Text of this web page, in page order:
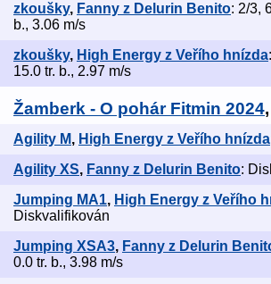
zkoušky, Fanny z Delurin Benito: 2/3,
b., 3.06 m/s
zkoušky, High Energy z Veřího hnízda
15.0 tr. b., 2.97 m/s
Žamberk - O pohár Fitmin 2024
Agility M, High Energy z Veřího hnízda
Agility XS, Fanny z Delurin Benito:
Jumping MA1, High Energy z Veřího
Diskvalifikován
Jumping XSA3, Fanny z Delurin
0.0 tr. b., 3.98 m/s